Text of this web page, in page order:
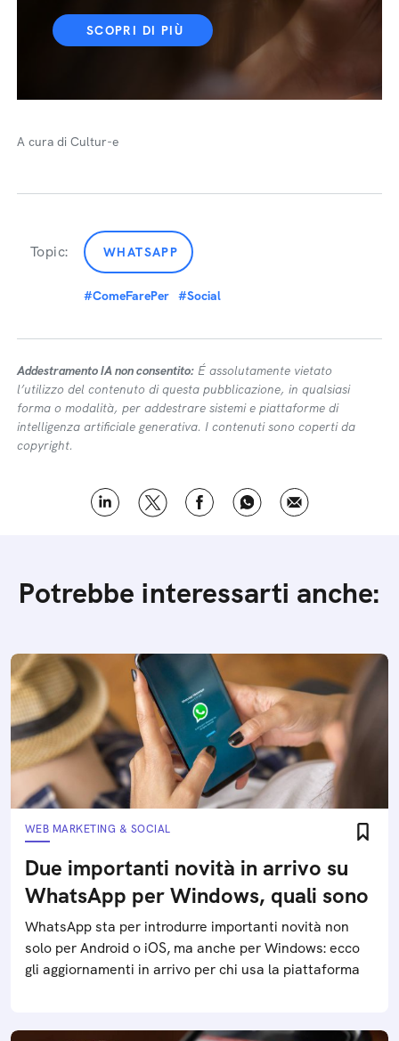
SCOPRI DI PIÙ
A cura di Cultur-e
Topic: WHATSAPP
#ComeFarePer #Social
Addestramento IA non consentito: É assolutamente vietato
l’utilizzo del contenuto di questa pubblicazione, in qualsiasi
forma o modalità, per addestrare sistemi e piattaforme di
intelligenza artificiale generativa. I contenuti sono coperti da
copyright.
Potrebbe interessarti anche:
WEB MARKETING & SOCIAL
Due importanti novità in arrivo su
WhatsApp per Windows, quali sono
WhatsApp sta per introdurre importanti novità non
solo per Android o iOS, ma anche per Windows: ecco
gli aggiornamenti in arrivo per chi usa la piattaforma